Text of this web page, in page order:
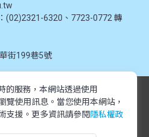
(02)2321-6320、7723-0772 轉
街199巷5號
有。本網站內容由淡江大學推廣教育處
有課程資訊、圖片及資料皆屬本單位所
of Continuing Education. All rights
is provided by Tamkang University
的服務，本網站透過使用
覽使用訊息。 當您使用本網站，
支援。更多資訊請參閱 隱私權政